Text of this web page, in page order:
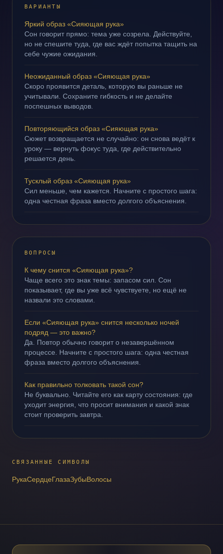
ВАРИАНТЫ
Яркий образ «Сияющая рука»
Сон говорит прямо: тема уже созрела. Действуйте,
но не спешите туда, где вас ждёт попытка тащить на
себе чужие ожидания.
Неожиданный образ «Сияющая рука»
Скоро проявится деталь, которую вы раньше не
учитывали. Сохраните гибкость и не делайте
поспешных выводов.
Повторяющийся образ «Сияющая рука»
Сюжет возвращается не случайно: он снова ведёт к
уроку — вернуть фокус туда, где действительно
решается день.
Тусклый образ «Сияющая рука»
Сил меньше, чем кажется. Начните с простого шага:
одна честная фраза вместо долгого объяснения.
ВОПРОСЫ
К чему снится «Сияющая рука»?
Чаще всего это знак темы: запасом сил. Сон
показывает, где вы уже всё чувствуете, но ещё не
назвали это словами.
Если «Сияющая рука» снится несколько ночей
подряд — это важно?
Да. Повтор обычно говорит о незавершённом
процессе. Начните с простого шага: одна честная
фраза вместо долгого объяснения.
Как правильно толковать такой сон?
Не буквально. Читайте его как карту состояния: где
уходит энергия, что просит внимания и какой знак
стоит проверить завтра.
СВЯЗАННЫЕ СИМВОЛЫ
РукаСердцеГлазаЗубыВолосы